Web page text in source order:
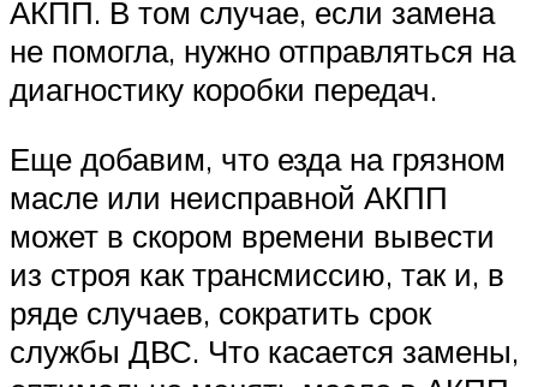
АКПП. В том случае, если замена
не помогла, нужно отправляться на
диагностику коробки передач.
Еще добавим, что езда на грязном
масле или неисправной АКПП
может в скором времени вывести
из строя как трансмиссию, так и, в
ряде случаев, сократить срок
службы ДВС. Что касается замены,